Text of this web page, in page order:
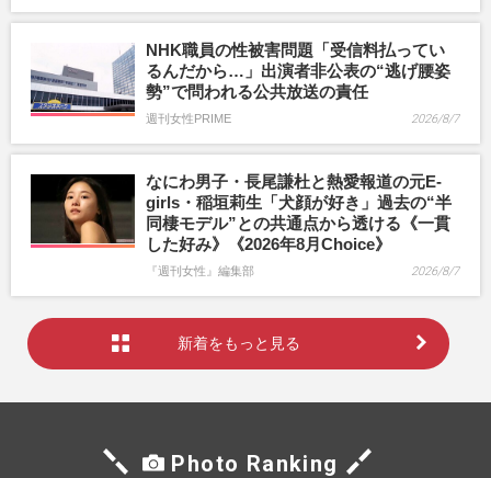
NHK職員の性被害問題「受信料払ってい
るんだから…」出演者非公表の“逃げ腰姿
勢”で問われる公共放送の責任
週刊女性PRIME 2026/8/7
なにわ男子・長尾謙杜と熱愛報道の元E-
girls・稲垣莉生「犬顔が好き」過去の“半
同棲モデル”との共通点から透ける《一貫
した好み》《2026年8月Choice》
『週刊女性』編集部 2026/8/7
新着をもっと見る
Photo Ranking